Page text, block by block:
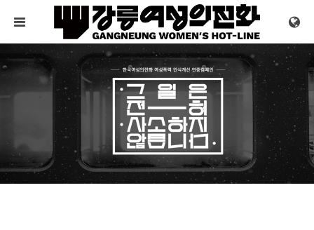
메뉴 건너뛰기